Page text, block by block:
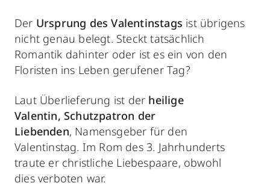
Der Ursprung des Valentinstags ist übrigens
nicht genau belegt. Steckt tatsächlich
Romantik dahinter oder ist es ein von den
Floristen ins Leben gerufener Tag?
Laut Überlieferung ist der heilige
Valentin, Schutzpatron der
Liebenden, Namensgeber für den
Valentinstag. Im Rom des 3. Jahrhunderts
traute er christliche Liebespaare, obwohl
dies verboten war.